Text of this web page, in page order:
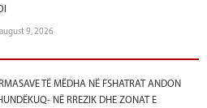
9, 2026
TË MËDHA NË FSHATRAT ANDON
NË RREZIK DHE ZONAT E